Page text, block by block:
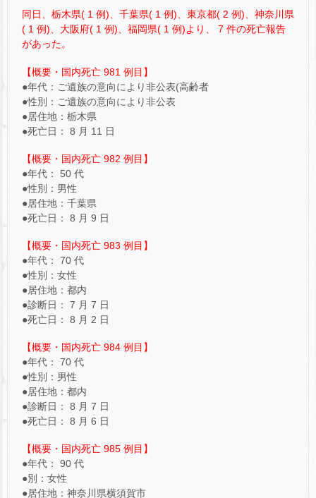
同日、栃木県( 1 例)、千葉県( 1 例)、東京都( 2 例)、神奈川県
( 1 例)、大阪府( 1 例)、福岡県( 1 例)より、 7 件の死亡報告
があった。
【概要・国内死亡 981 例目】
●年代：ご遺族の意向により非公表(高齢者
●性別：ご遺族の意向により非公表
●居住地：栃木県
●死亡日： 8 月 11 日
【概要・国内死亡 982 例目】
●年代： 50 代
●性別：男性
●居住地：千葉県
●死亡日： 8 月 9 日
【概要・国内死亡 983 例目】
●年代： 70 代
●性別：女性
●居住地：都内
●診断日： 7 月 7 日
●死亡日： 8 月 2 日
【概要・国内死亡 984 例目】
●年代： 70 代
●性別：男性
●居住地：都内
●診断日： 8 月 7 日
●死亡日： 8 月 6 日
【概要・国内死亡 985 例目】
●年代： 90 代
●別：女性
●居住地：神奈川県横須賀市